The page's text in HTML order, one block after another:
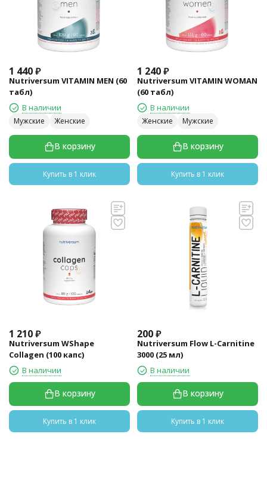
1 440₽
Nutriversum VITAMIN MEN (60
табл)
В наличии
Мужские Женские
В корзину
Купить в 1 клик
1 240₽
Nutriversum VITAMIN WOMAN
(60 табл)
В наличии
Женские Мужские
В корзину
Купить в 1 клик
1 210₽
Nutriversum WShape
Collagen (100 капс)
В наличии
В корзину
Купить в 1 клик
200₽
Nutriversum Flow L-Carnitine
3000 (25 мл)
В наличии
В корзину
Купить в 1 клик